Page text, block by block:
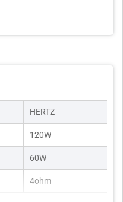
HERTZ
120W
60W
4ohm